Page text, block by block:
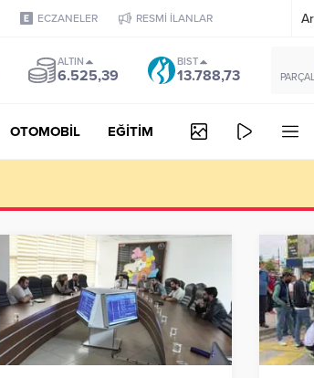
ECZANELER RESMİ İLANLAR
ALTIN
6.525,39
BIST
13.788,73
OTOMOBİL EĞİTİM